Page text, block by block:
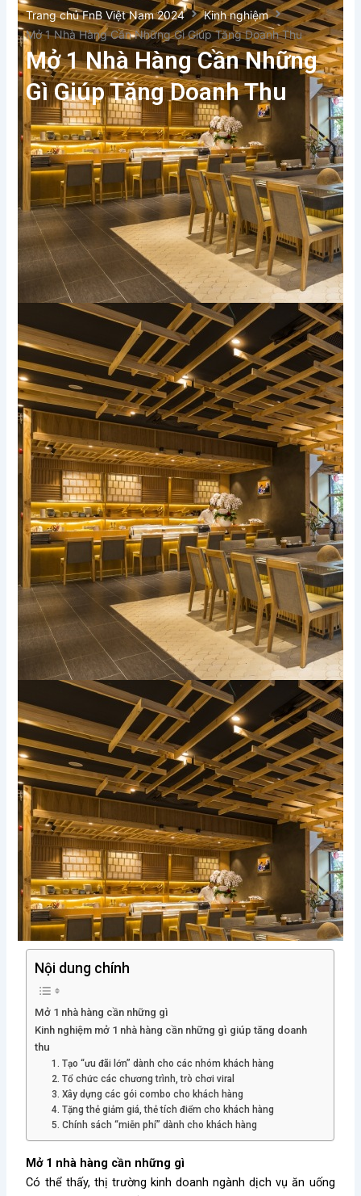
Trang chủ FnB Việt Nam 2024
Kinh nghiệm
Mở 1 Nhà Hàng Cần Những Gì Giúp Tăng Doanh Thu
Mở 1 Nhà Hàng Cần Những
Gì Giúp Tăng Doanh Thu
Nội dung chính
Mở 1 nhà hàng cần những gì
Kinh nghiệm mở 1 nhà hàng cần những gì giúp tăng doanh
thu
1. Tạo “ưu đãi lớn” dành cho các nhóm khách hàng
2. Tổ chức các chương trình, trò chơi viral
3. Xây dựng các gói combo cho khách hàng
4. Tặng thẻ giảm giá, thẻ tích điểm cho khách hàng
5. Chính sách “miễn phí” dành cho khách hàng
Mở 1 nhà hàng cần những gì
Có thể thấy, thị trường kinh doanh ngành dịch vụ ăn uống